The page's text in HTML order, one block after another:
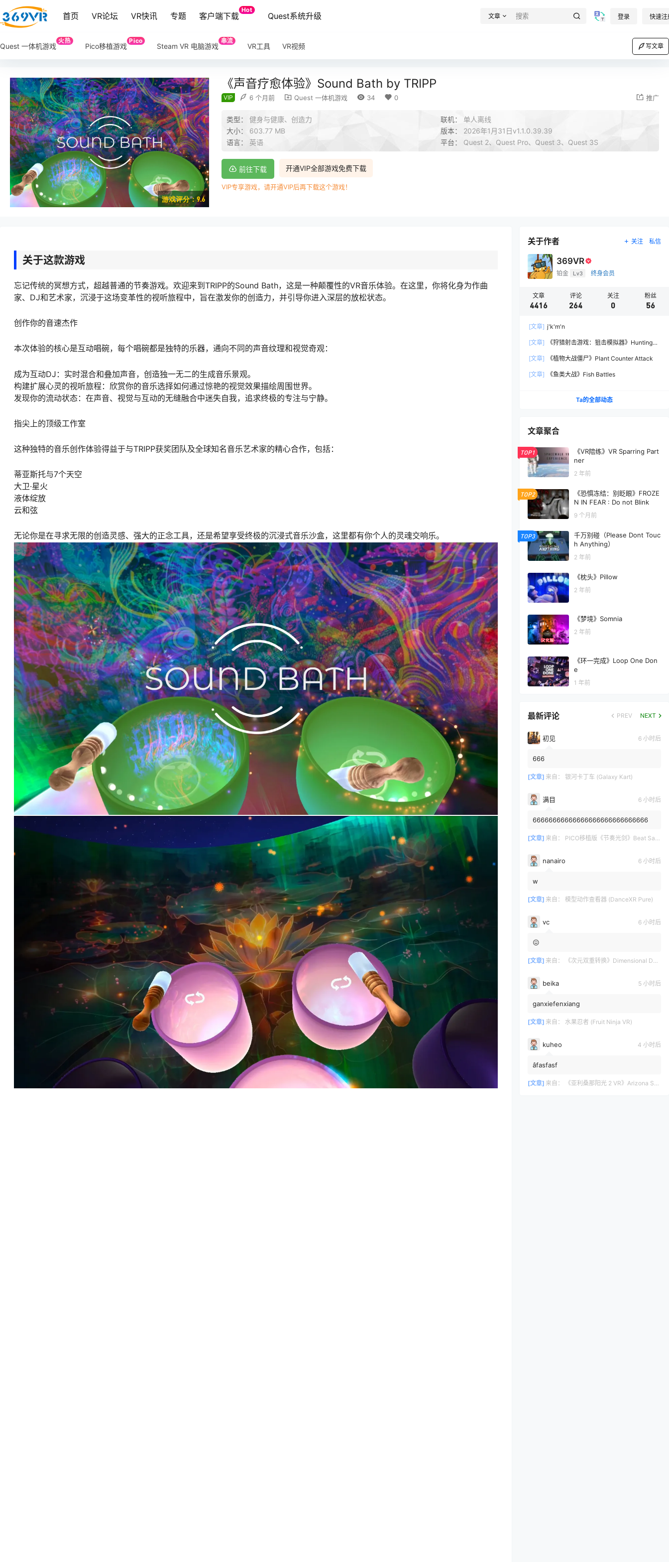
首页 VR论坛 VR快讯 专题 客户端下载
Hot
Quest系统升级 文章 登录 快速注
Quest 一体机游戏
火热
Pico移植游戏
Pico
Steam VR 电脑游戏
串流
VR工具 VR视频 写文章
游戏评分：9.6
《声音疗愈体验》Sound Bath by TRIPP
VIP 6 个月前 Quest 一体机游戏 34 0 推广
类型： 健身与健康、创造力 联机： 单人离线
大小： 603.77 MB 版本： 2026年1月31日v1.1.0.39.39
语言： 英语 平台： Quest 2、Quest Pro、Quest 3、Quest 3S
开通VIP全部游戏免费下载
前往下载
VIP专享游戏，请开通VIP后再下载这个游戏！
关于这款游戏
忘记传统的冥想方式，超越普通的节奏游戏。欢迎来到TRIPP的Sound Bath，这是一种颠覆性的VR音乐体验。在这里，你将化身为作曲
家、DJ和艺术家，沉浸于这场变革性的视听旅程中，旨在激发你的创造力，并引导你进入深层的放松状态。
创作你的音速杰作
本次体验的核心是互动唱碗，每个唱碗都是独特的乐器，通向不同的声音纹理和视觉奇观：
成为互动DJ：实时混合和叠加声音，创造独一无二的生成音乐景观。
构建扩展心灵的视听旅程：欣赏你的音乐选择如何通过惊艳的视觉效果描绘周围世界。
发现你的流动状态：在声音、视觉与互动的无缝融合中迷失自我，追求终极的专注与宁静。
指尖上的顶级工作室
这种独特的音乐创作体验得益于与TRIPP获奖团队及全球知名音乐艺术家的精心合作，包括：
蒂亚斯托与7个天空
大卫·星火
液体绽放
云和弦
无论你是在寻求无限的创造灵感、强大的正念工具，还是希望享受终极的沉浸式音乐沙盒，这里都有你个人的灵魂交响乐。
关于作者 关注 私信
369VR
铂金 Lv3 终身会员
文章
4416
评论
264
关注
0
粉丝
56
[文章] j'k'm'n
[文章]
《狩猎射击游戏：狙击模拟器》Hunting
[文章]
《植物大战僵尸》Plant Counter Attack
[文章] 《鱼类大战》Fish Battles
Ta的全部动态
文章聚合
TOP1
《VR陪练》VR Sparring Part
ner
2 年前
TOP2
《恐惧冻结：别眨眼》FROZE
N IN FEAR : Do not Blink
9 个月前
TOP3
千万别碰（Please Dont Touc
h Anything）
2 年前
《枕头》Pillow
2 年前
《梦境》Somnia
2 年前
《环一完成》Loop One Don
e
1 年前
最新评论 PREV NEXT
初见 6 小时后
666
[文章] 来自： 银河卡丁车 (Galaxy Kart)
满目 6 小时后
66666666666666666666666666666
[文章] 来自： PICO移植版《节奏光剑》Beat Saber 一体机游戏
nanairo 6 小时后
w
[文章] 来自： 模型动作查看器 (DanceXR Pure)
vc 6 小时后
😖
[文章] 来自： 《次元双重转换》Dimensional Double Shift
beika 5 小时后
ganxiefenxiang
[文章] 来自： 水果忍者 (Fruit Ninja VR)
kuheo 4 小时后
âfasfasf
[文章] 来自： 《亚利桑那阳光 2 VR》Arizona Sunshine? 2